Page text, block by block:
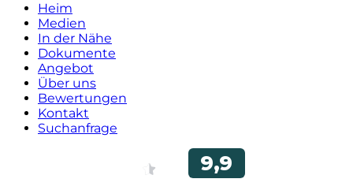
Heim
Medien
In der Nähe
Dokumente
Angebot
Über uns
Bewertungen
Kontakt
Suchanfrage